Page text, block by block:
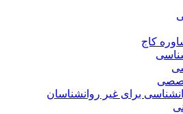
کاج
برای غیر روانشناسان